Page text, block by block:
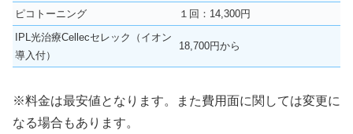
ピコトーニング
１回：14,300円
IPL光治療Cellecセレック（イオン
導入付）
18,700円から
※料金は最安値となります。また費用面に関しては変更に
なる場合もあります。